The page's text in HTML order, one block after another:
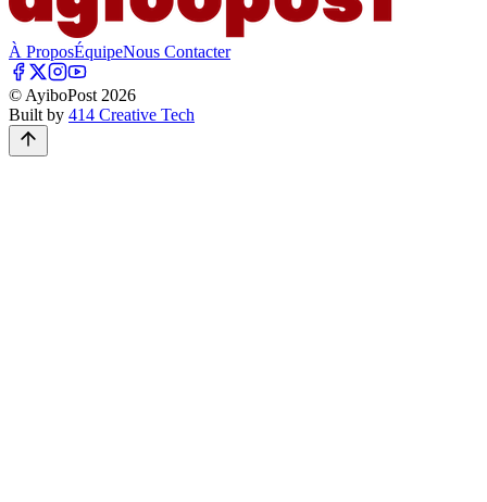
À ProposÉquipeNous Contacter
© AyiboPost 2026
Built by 414 Creative Tech